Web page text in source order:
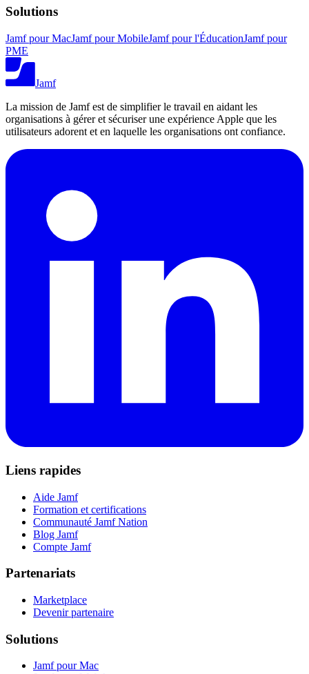
Solutions
Jamf pour MacJamf pour MobileJamf pour l'ÉducationJamf pour
PME
Jamf
La mission de Jamf est de simplifier le travail en aidant les
organisations à gérer et sécuriser une expérience Apple que les
utilisateurs adorent et en laquelle les organisations ont confiance.
Liens rapides
Aide Jamf
Formation et certifications
Communauté Jamf Nation
Blog Jamf
Compte Jamf
Partenariats
Marketplace
Devenir partenaire
Solutions
Jamf pour Mac